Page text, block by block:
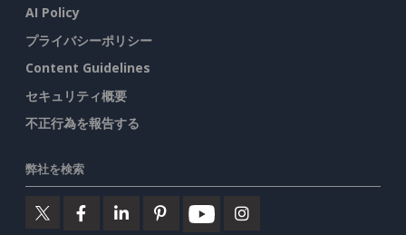
AI Policy
プライバシーポリシー
Content Guidelines
セキュリティ概要
不正行為を報告する
弊社を検索